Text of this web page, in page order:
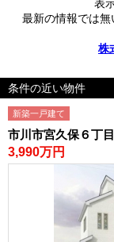
表
最新の情報では無
株
条件の近い物件
新築一戸建て
市川市宮久保６丁目
3,990万円